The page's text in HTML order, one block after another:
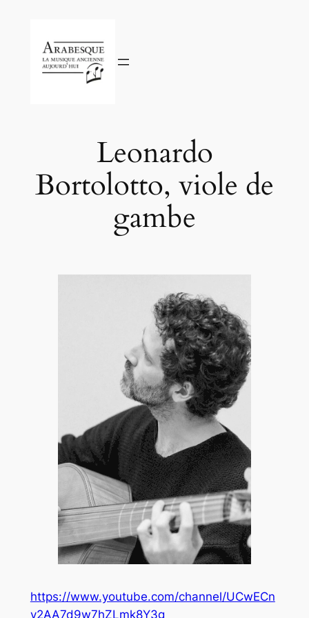
contenu
Leonardo
Bortolotto, viole de
gambe
https://www.youtube.com/channel/UCwECn
y2AA7d9w7hZLmk8Y3g